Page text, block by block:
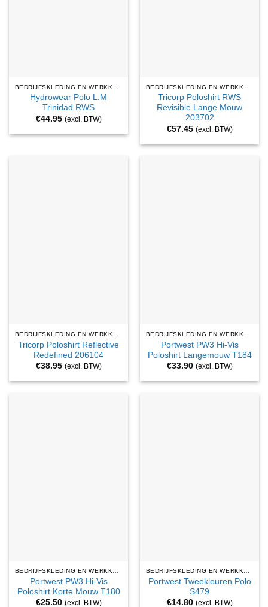
Hydrowear Polo L.M
Trinidad RWS
€44.95 (excl. BTW)
Tricorp Poloshirt RWS
Revisible Lange Mouw
203702
€57.45 (excl. BTW)
Tricorp Poloshirt Reflective
Redefined 206104
€38.95 (excl. BTW)
Portwest PW3 Hi-Vis
Poloshirt Langemouw T184
€33.90 (excl. BTW)
BEDRIJFSKLEDING EN WERKKLEDING
Portwest PW3 Hi-Vis
Poloshirt Korte Mouw T180
€25.50 (excl. BTW)
BEDRIJFSKLEDING EN WERKKLEDING
Portwest Tweekleuren Polo
S479
€14.80 (excl. BTW)